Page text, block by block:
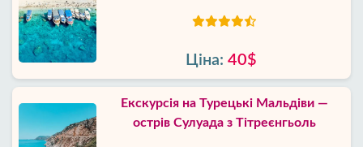
Ціна: 40$
Екскурсія на Турецькі Мальдіви —
острів Сулуада з Тітреєнгьоль